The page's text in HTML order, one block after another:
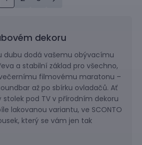
dekoru
dubu dodá vašemu obývacímu
a stabilní základ pro všechno,
filmovému maratonu –
až po sbírku ovladačů. Ať
stolek pod TV v přírodním dekoru
lakovanou variantu, ve SCONTO
který se vám jen tak